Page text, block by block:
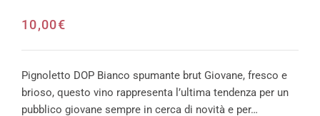
10,00€
Pignoletto DOP Bianco spumante brut Giovane, fresco e
brioso, questo vino rappresenta l’ultima tendenza per un
pubblico giovane sempre in cerca di novità e per…